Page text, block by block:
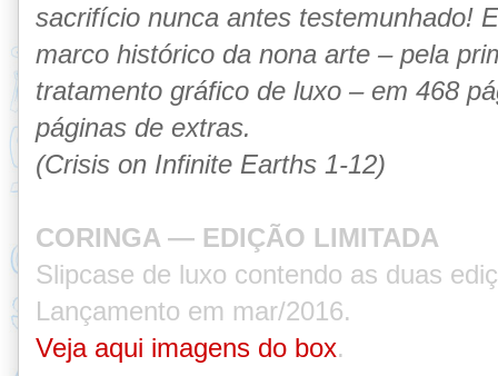
sacrifício nunca antes testemunhado!
marco histórico da nona arte – pela
tratamento gráfico de luxo – em 468
páginas de extras.
(Crisis on Infinite Earths 1-12)
CORINGA — EDIÇÃO LIMITADA
Slipcase de luxo contendo as duas
Lançamento em mar/2016.
Veja aqui imagens do box.